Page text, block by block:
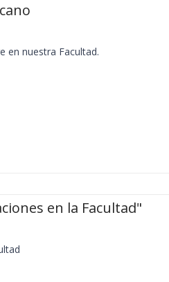
en nuestra Facultad.
en la Facultad"